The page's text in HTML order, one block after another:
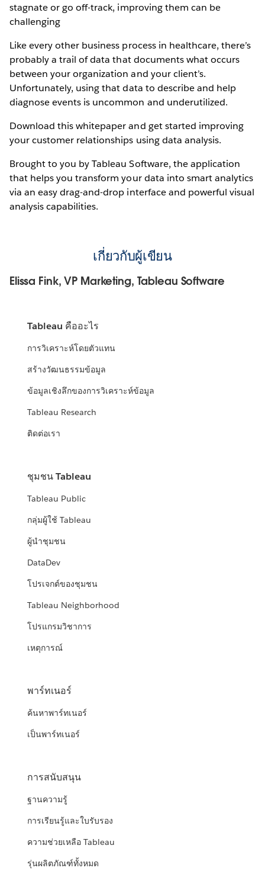
stagnate or go off-track, improving them can be
challenging
Like every other business process in healthcare, there’s
probably a trail of data that documents what occurs
between your organization and your client’s.
Unfortunately, using that data to describe and help
diagnose events is uncommon and underutilized.
Download this whitepaper and get started improving
your customer relationships using data analysis.
Brought to you by Tableau Software, the application
that helps you transform your data into smart analytics
via an easy drag-and-drop interface and powerful visual
analysis capabilities.
เกี่ยวกับผู้เขียน
Elissa Fink, VP Marketing, Tableau Software
Tableau คืออะไร
การวิเคราะห์โดยตัวแทน
สร้างวัฒนธรรมข้อมูล
ข้อมูลเชิงลึกของการวิเคราะห์ข้อมูล
Tableau Research
ติดต่อเรา
ชุมชน Tableau
Tableau Public
กลุ่มผู้ใช้ Tableau
ผู้นำชุมชน
DataDev
โปรเจกต์ของชุมชน
Tableau Neighborhood
โปรแกรมวิชาการ
เหตุการณ์
พาร์ทเนอร์
ค้นหาพาร์ทเนอร์
เป็นพาร์ทเนอร์
การสนับสนุน
ฐานความรู้
การเรียนรู้และใบรับรอง
ความช่วยเหลือ Tableau
รุ่นผลิตภัณฑ์ทั้งหมด